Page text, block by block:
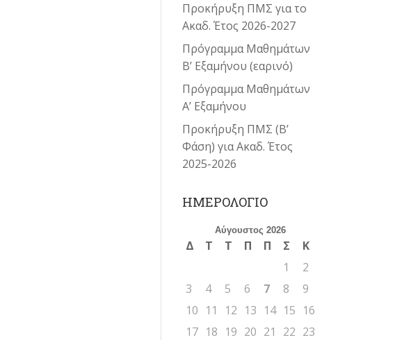
Προκήρυξη ΠΜΣ για το
Ακαδ. Έτος 2026-2027
Πρόγραμμα Μαθημάτων
Β’ Εξαμήνου (εαρινό)
Πρόγραμμα Μαθημάτων
Α’ Εξαμήνου
Προκήρυξη ΠΜΣ (Β’
Φάση) για Ακαδ. Έτος
2025-2026
ΗΜΕΡΟΛΟΓΙΟ
Αύγουστος 2026
Δ Τ Τ Π Π Σ
Κ
1
2
3
4 5 6 7 8
9
10 11 12 13 14 15 16
17 18 19 20 21 22 23